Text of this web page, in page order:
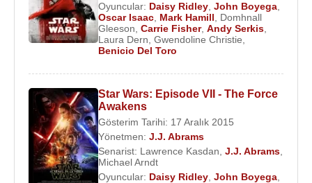
Oyuncular: Daisy Ridley John Boyega
Oscar Isaac Mark Hamill
Domhnall
Gleeson Carrie Fisher, Andy Serkis
Laura Dern Gwendoline Christie
Benicio Del Toro
Star Wars: Episode VII - The Force
Awakens
Gösterim Tarihi: 17 Aralık 2015
Yönetmen: J.J. Abrams
Senarist: Lawrence Kasdan J.J. Abrams
Michael Arndt
Oyuncular: Daisy Ridley John Boyega